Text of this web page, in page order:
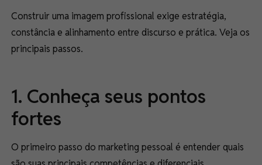
Construir uma imagem profissional exige estratégia,
constância e alinhamento entre discurso e prática. Veja os
principais passos.
1. Conheça seus pontos
fortes
O primeiro passo do marketing pessoal é entender quais